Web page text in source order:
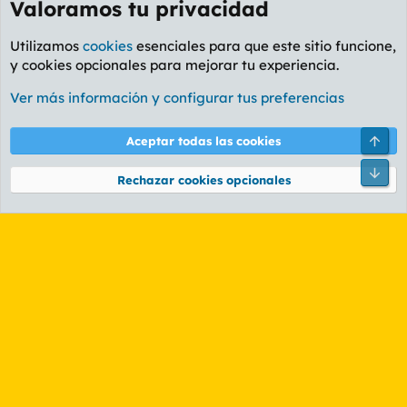
Foro General
Cookies
PL OLDSTYLE AMARILLO
Términos y reglas Política de privacidad Ayuda
Community platform by XenForo® © 2010-2026 XenForo Ltd.
Valoramos tu privacidad
Utilizamos cookies esenciales para que este sitio funcione,
y cookies opcionales para mejorar tu experiencia.
Ver más información y configurar tus preferencias
Aceptar todas las cookies
Rechazar cookies opcionales
Pie